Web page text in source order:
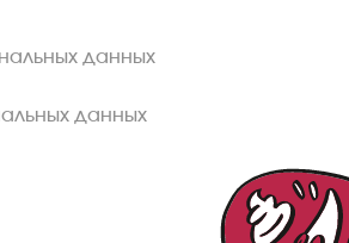
данных
данных